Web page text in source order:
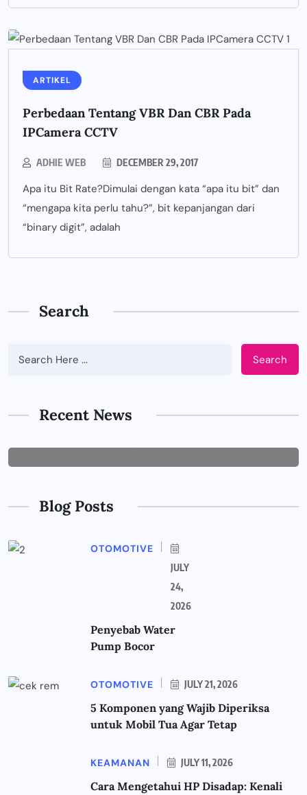
ARTIKEL
Perbedaan Tentang VBR Dan CBR Pada
IPCamera CCTV
ADHIE WEB DECEMBER 29, 2017
Apa itu Bit Rate?Dimulai dengan kata “apa itu bit” dan
“mengapa kita perlu tahu?”, bit kepanjangan dari
“binary digit”, adalah
Search
Search
Recent News
Tepat untuk Perusahaan
Blog Posts
OTOMOTIVE
JULY
24,
2026
Penyebab Water
Pump Bocor
OTOMOTIVE JULY 21, 2026
5 Komponen yang Wajib Diperiksa
untuk Mobil Tua Agar Tetap
KEAMANAN JULY 11, 2026
Cara Mengetahui HP Disadap: Kenali